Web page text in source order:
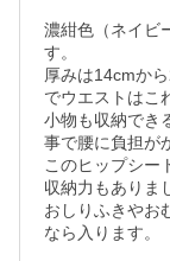
濃紺色（ネイビ
す。
厚みは14cmか
でウエストはこ
小物も収納でき
事で腰に負担が
このヒップシー
収納力もありま
おしりふきやお
なら入ります。